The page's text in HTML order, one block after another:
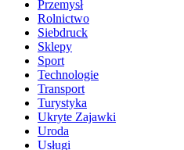
Przemysł
Rolnictwo
Siebdruck
Sklepy
Sport
Technologie
Transport
Turystyka
Ukryte Zajawki
Uroda
Usługi